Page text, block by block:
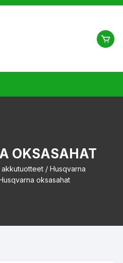
OKSASAHAT
akkutuotteet /Husqvarna
oksasahat